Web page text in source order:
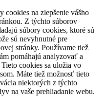
cookies na zlepšenie vášho
Z týchto súborov
súbory cookies, ktoré sú
sú nevyhnutné pre
stránky. Používame tiež
pomáhajú analyzovať a
cookies sa uložia vo
Máte tiež možnosť tieto
niektorých z týchto
na vaše prehliadanie webu.